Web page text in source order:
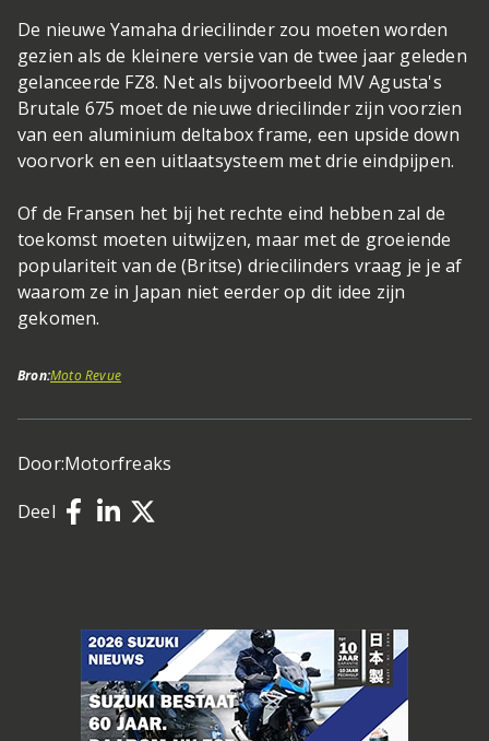
De nieuwe Yamaha driecilinder zou moeten worden
gezien als de kleinere versie van de twee jaar geleden
gelanceerde FZ8. Net als bijvoorbeeld MV Agusta's
Brutale 675 moet de nieuwe driecilinder zijn voorzien
van een aluminium deltabox frame, een upside down
voorvork en een uitlaatsysteem met drie eindpijpen.
Of de Fransen het bij het rechte eind hebben zal de
toekomst moeten uitwijzen, maar met de groeiende
populariteit van de (Britse) driecilinders vraag je je af
waarom ze in Japan niet eerder op dit idee zijn
gekomen.
Bron:Moto Revue
Door:Motorfreaks
Deel